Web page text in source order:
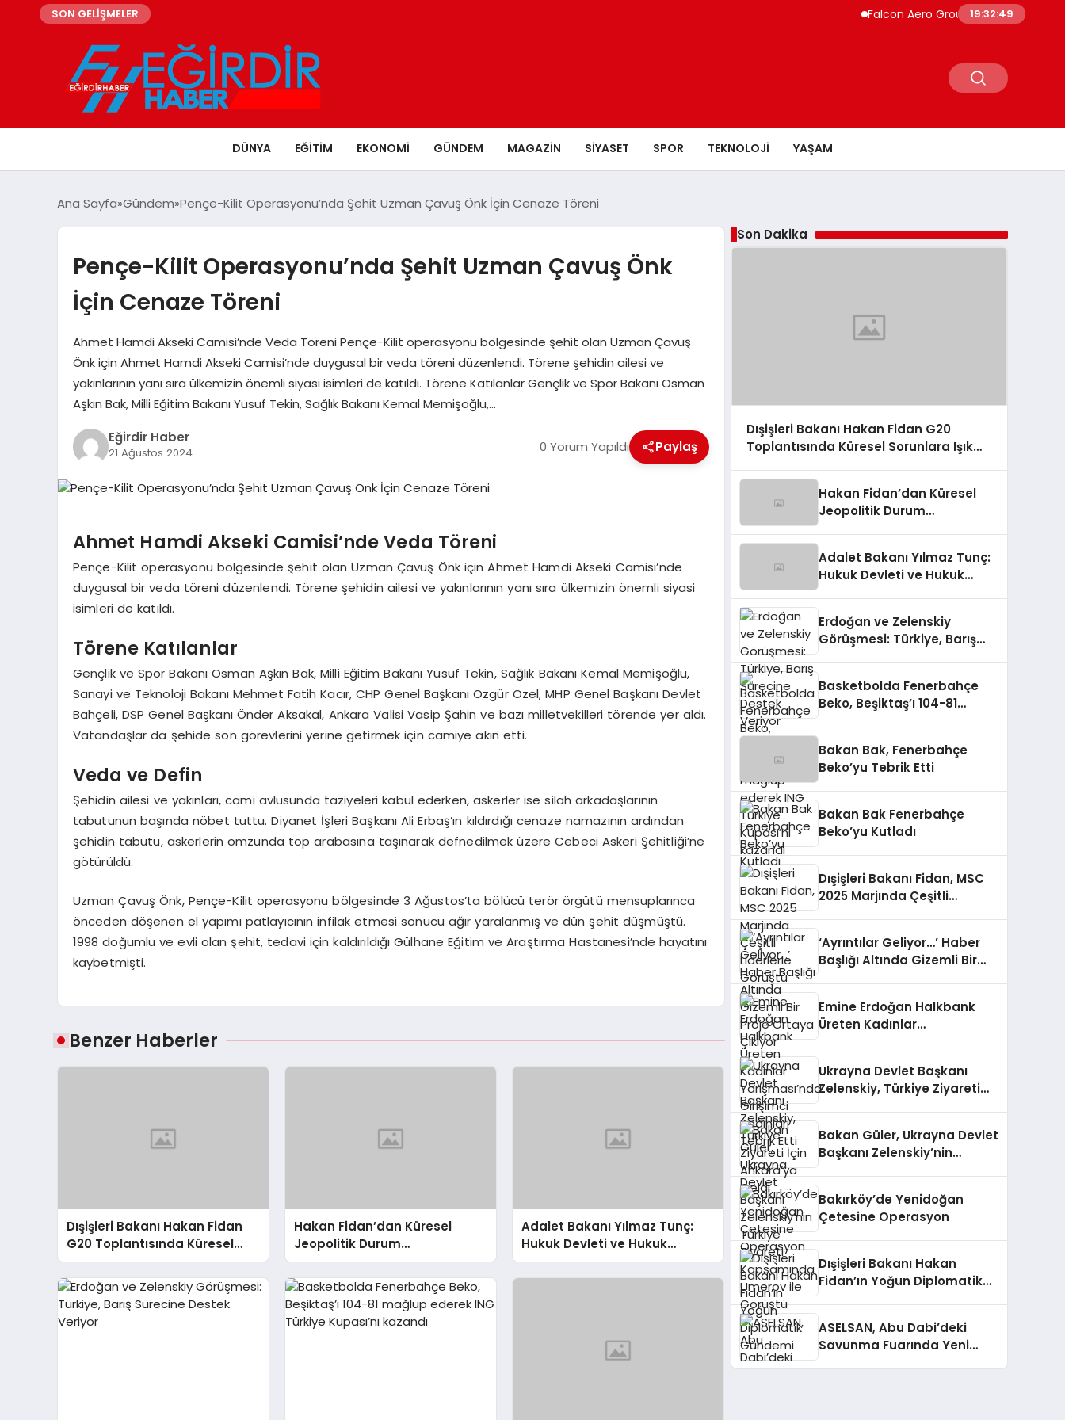
SON GELİŞMELER Falcon Aero Group, Küresel Havacılık
19:32:49
DÜNYA EĞITIM EKONOMI GÜNDEM MAGAZIN SIYASET SPOR TEKNOLOJI YAŞAM
Ana Sayfa Gündem Pençe-Kilit Operasyonu’nda Şehit Uzman Çavuş Önk İçin Cenaze Töreni
Pençe-Kilit Operasyonu’nda Şehit Uzman Çavuş Önk
İçin Cenaze Töreni
Ahmet Hamdi Akseki Camisi’nde Veda Töreni Pençe-Kilit operasyonu bölgesinde şehit olan Uzman Çavuş
Önk için Ahmet Hamdi Akseki Camisi’nde duygusal bir veda töreni düzenlendi. Törene şehidin ailesi ve
yakınlarının yanı sıra ülkemizin önemli siyasi isimleri de katıldı. Törene Katılanlar Gençlik ve Spor Bakanı Osman
Aşkın Bak, Milli Eğitim Bakanı Yusuf Tekin, Sağlık Bakanı Kemal Memişoğlu,…
Eğirdir Haber
21 Ağustos 2024 0 Yorum Yapıldı Paylaş
Ahmet Hamdi Akseki Camisi’nde Veda Töreni
Pençe-Kilit operasyonu bölgesinde şehit olan Uzman Çavuş Önk için Ahmet Hamdi Akseki Camisi’nde
duygusal bir veda töreni düzenlendi. Törene şehidin ailesi ve yakınlarının yanı sıra ülkemizin önemli siyasi
isimleri de katıldı.
Törene Katılanlar
Gençlik ve Spor Bakanı Osman Aşkın Bak, Milli Eğitim Bakanı Yusuf Tekin, Sağlık Bakanı Kemal Memişoğlu,
Sanayi ve Teknoloji Bakanı Mehmet Fatih Kacır, CHP Genel Başkanı Özgür Özel, MHP Genel Başkanı Devlet
Bahçeli, DSP Genel Başkanı Önder Aksakal, Ankara Valisi Vasip Şahin ve bazı milletvekilleri törende yer aldı.
Vatandaşlar da şehide son görevlerini yerine getirmek için camiye akın etti.
Veda ve Defin
Şehidin ailesi ve yakınları, cami avlusunda taziyeleri kabul ederken, askerler ise silah arkadaşlarının
tabutunun başında nöbet tuttu. Diyanet İşleri Başkanı Ali Erbaş’ın kıldırdığı cenaze namazının ardından
şehidin tabutu, askerlerin omzunda top arabasına taşınarak defnedilmek üzere Cebeci Askeri Şehitliği’ne
götürüldü.
Uzman Çavuş Önk, Pençe-Kilit operasyonu bölgesinde 3 Ağustos’ta bölücü terör örgütü mensuplarınca
önceden döşenen el yapımı patlayıcının infilak etmesi sonucu ağır yaralanmış ve dün şehit düşmüştü.
1998 doğumlu ve evli olan şehit, tedavi için kaldırıldığı Gülhane Eğitim ve Araştırma Hastanesi’nde hayatını
kaybetmişti.
Benzer Haberler
Dışişleri Bakanı Hakan Fidan
G20 Toplantısında Küresel
Sorunlara Işık Tutuyor
Hakan Fidan’dan Küresel
Jeopolitik Durum
Değerlendirmesi
Adalet Bakanı Yılmaz Tunç:
Hukuk Devleti ve Hukuk
Güvenliği Önemli
Son Dakika
Dışişleri Bakanı Hakan Fidan G20
Toplantısında Küresel Sorunlara Işık
Hakan Fidan’dan Küresel
Jeopolitik Durum
Adalet Bakanı Yılmaz Tunç:
Hukuk Devleti ve Hukuk
Erdoğan ve Zelenskiy
Görüşmesi: Türkiye, Barış
Basketbolda Fenerbahçe
Beko, Beşiktaş’ı 104-81
Bakan Bak, Fenerbahçe
Beko’yu Tebrik Etti
Bakan Bak Fenerbahçe
Beko’yu Kutladı
Dışişleri Bakanı Fidan, MSC
2025 Marjında Çeşitli
‘Ayrıntılar Geliyor…’ Haber
Başlığı Altında Gizemli Bir
Emine Erdoğan Halkbank
Üreten Kadınlar
Ukrayna Devlet Başkanı
Zelenskiy, Türkiye Ziyareti
Bakan Güler, Ukrayna Devlet
Başkanı Zelenskiy’nin
Görüştü
Bakırköy’de Yenidoğan
Çetesine Operasyon
Dışişleri Bakanı Hakan
Fidan’ın Yoğun Diplomatik
ASELSAN, Abu Dabi’deki
Savunma Fuarında Yeni